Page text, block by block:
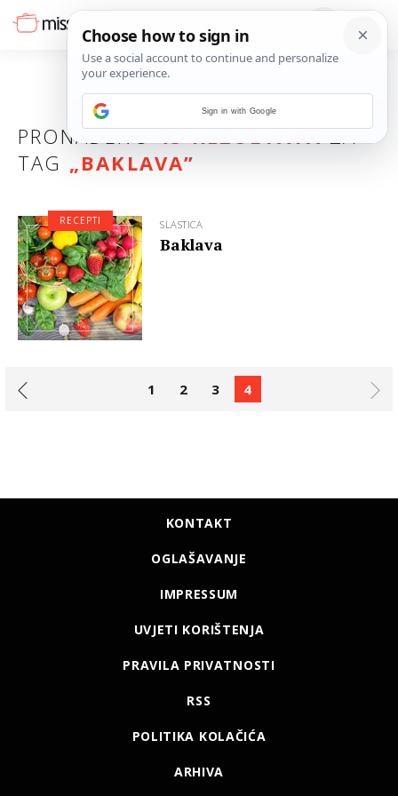
PRONAĐENO43 REZULTATAZA
TAG „BAKLAVA”
SLASTICA
Baklava
RECEPTI
1 2 3 4
KONTAKT
OGLAŠAVANJE
IMPRESSUM
UVJETI KORIŠTENJA
PRAVILA PRIVATNOSTI
RSS
POLITIKA KOLAČIĆA
ARHIVA
Sign in with Google